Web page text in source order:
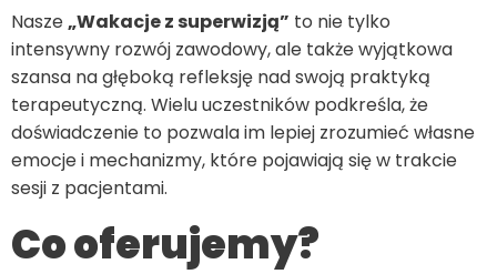
Nasze„Wakacje z superwizją” to nie tylko
intensywny rozwój zawodowy, ale także wyjątkowa
szansa na głęboką refleksję nad swoją praktyką
terapeutyczną. Wielu uczestników podkreśla, że
doświadczenie to pozwala im lepiej zrozumieć własne
emocje i mechanizmy, które pojawiają się w trakcie
sesji z pacjentami.
Co oferujemy?